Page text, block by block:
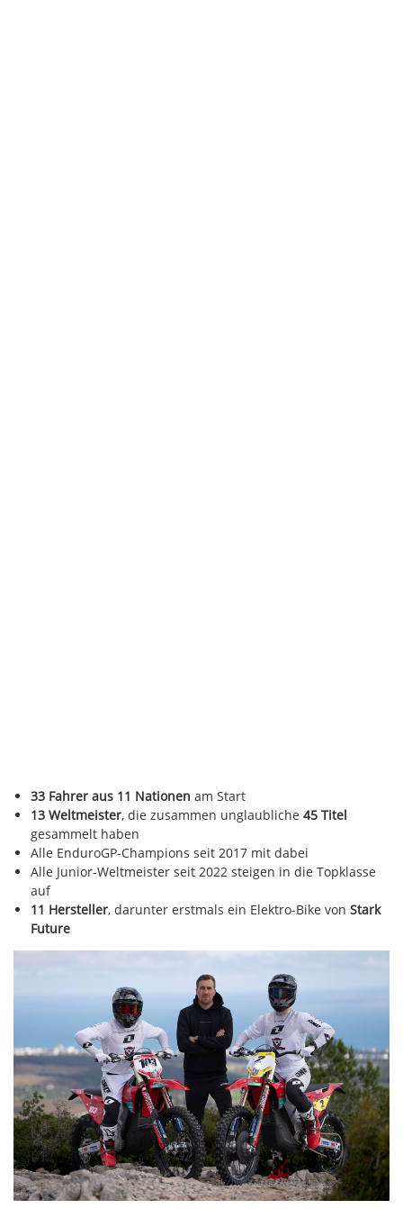
33 Fahrer aus 11 Nationen am Start
13 Weltmeister, die zusammen unglaubliche 45 Titel
gesammelt haben
Alle EnduroGP-Champions seit 2017 mit dabei
Alle Junior-Weltmeister seit 2022 steigen in die Topklasse
auf
11 Hersteller, darunter erstmals ein Elektro-Bike von Stark
Future